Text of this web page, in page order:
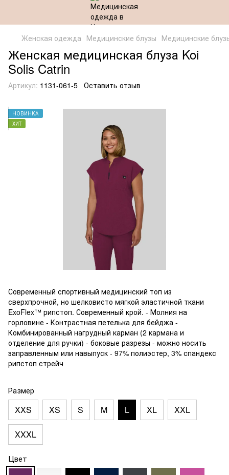
Женская одежда Медицинские блузы Медицинские
Женская медицинская блуза Koi
Solis Catrin
Артикул: 1131-061-5 Оставить отзыв
НОВИНКА
ХИТ
Современный спортивный медицинский топ из
сверхпрочной, но шелковисто мягкой эластичной ткани
ExoFlex™ рипстоп. Современный крой. - Молния на
горловине - Контрастная петелька для бейджа -
Комбинированный нагрудный карман (2 кармана и
отделение для ручки) - боковые разрезы - можно носить
заправленным или навыпуск - 97% полиэстер, 3% спандекс
рипстоп стрейч
Размер
XXS XS S M L XL XXL
XXXL
Цвет